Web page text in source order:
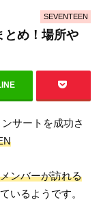
SEVENTEEN
とめ！場所や
サートを成功さ
メンバーが訪れる
いるようです。